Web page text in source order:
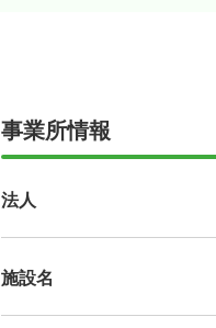
事業所情報
法人
施設名